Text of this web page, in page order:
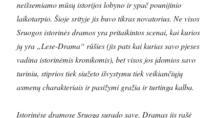
neišsemiamo mūsų istorijos lobyno ir ypač pounijinio
laikotarpio. Šioje srityje jis buvo tikras novatorius. Ne visos
Sruogos istorinės dramos yra pritaikintos scenai, kai kurios
jų yra „Lese-Drama“ rūšies (jis pats kai kurias savo pjeses
vadina istorinėmis kronikomis), bet visos jos įdomios savo
turiniu, stiprios tiek siužeto išvystymu tiek veikiančiųjų
asmenų charakteriais ir pasižymi gražia ir turtinga kalba.
Istorinėse dramose Sruoga surado save. Dramas jis rašė